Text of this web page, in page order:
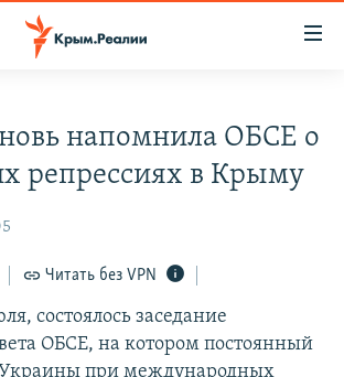
КРЫМА
КРЫМА. 11 ИСТОРИЙ СОПРОТИВЛЕНИЯ
напомнила ОБСЕ о
репрессиях в Крыму
Читать без VPN
состоялось заседание
ОБСЕ, на котором постоянный
Украины при международных